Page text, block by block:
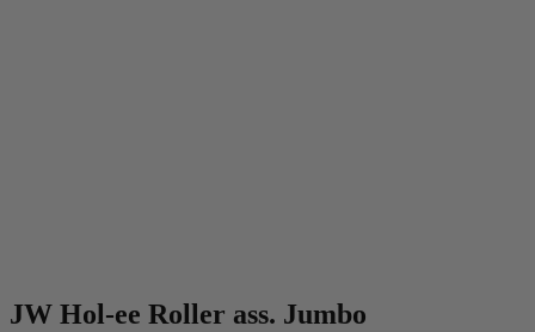
JW Hol-ee Roller ass. Jumbo